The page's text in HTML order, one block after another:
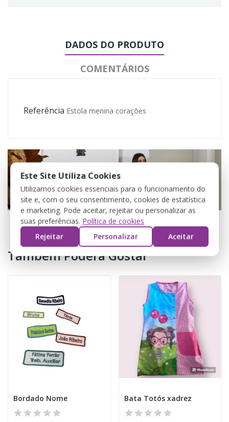
DADOS DO PRODUTO
COMENTÁRIOS
Referência Estola menina corações
Também Poderá Gostar
Bordado Nome Bata Totós xadrez
Este Site Utiliza Cookies
Utilizamos cookies essenciais para o funcionamento do
site e, com o seu consentimento, cookies de estatística
e marketing. Pode aceitar, rejeitar ou personalizar as
suas preferências. Política de cookies
Rejeitar
Personalizar Aceitar